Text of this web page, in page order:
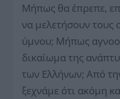
Μήπως θα έπρεπε,
να μελετήσουν τους
ύμνου; Μήπως
δικαίωμα της
των Ελλήνων; Από
ξεχνάμε ότι ακόμη